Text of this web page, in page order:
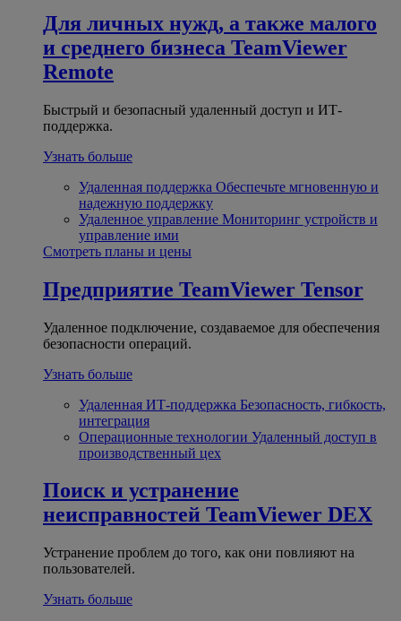
Для личных нужд, а также малого
и среднего бизнеса TeamViewer
Remote
Быстрый и безопасный удаленный доступ и ИТ-
поддержка.
Узнать больше
Удаленная поддержка Обеспечьте мгновенную и
надежную поддержку
Удаленное управление Мониторинг устройств и
управление ими
Смотреть планы и цены
Предприятие TeamViewer Tensor
Удаленное подключение, создаваемое для обеспечения
безопасности операций.
Узнать больше
Удаленная ИТ-поддержка Безопасность, гибкость,
интеграция
Операционные технологии Удаленный доступ в
производственный цех
Поиск и устранение
неисправностей TeamViewer DEX
Устранение проблем до того, как они повлияют на
пользователей.
Узнать больше